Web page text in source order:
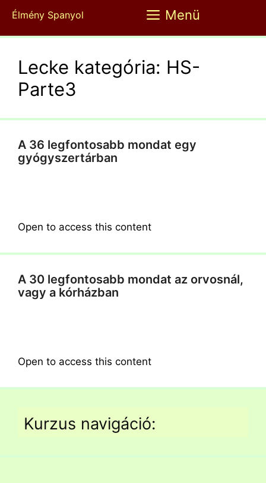
Kilépés
tartalomba
Élmény Spanyol Menü
Lecke kategória: HS-
Parte3
A 36 legfontosabb mondat egy
gyógyszertárban
Open to access this content
A 30 legfontosabb mondat az orvosnál,
vagy a kórházban
Open to access this content
Kurzus navigáció: